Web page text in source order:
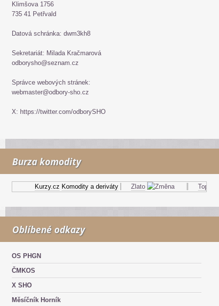
Klimšova 1756
735 41 Petřvald
Datová schránka: dwm3kh8
Sekretariát: Milada Kračmarová
odborysho@seznam.cz
Správce webových stránek:
webmaster@odbory-sho.cz
X: https://twitter.com/odborySHO
Burza komodity
Kurzy.cz Komodity a deriváty Zlato Topný
Oblíbené odkazy
OS PHGN
ČMKOS
X SHO
Měsíčník Horník